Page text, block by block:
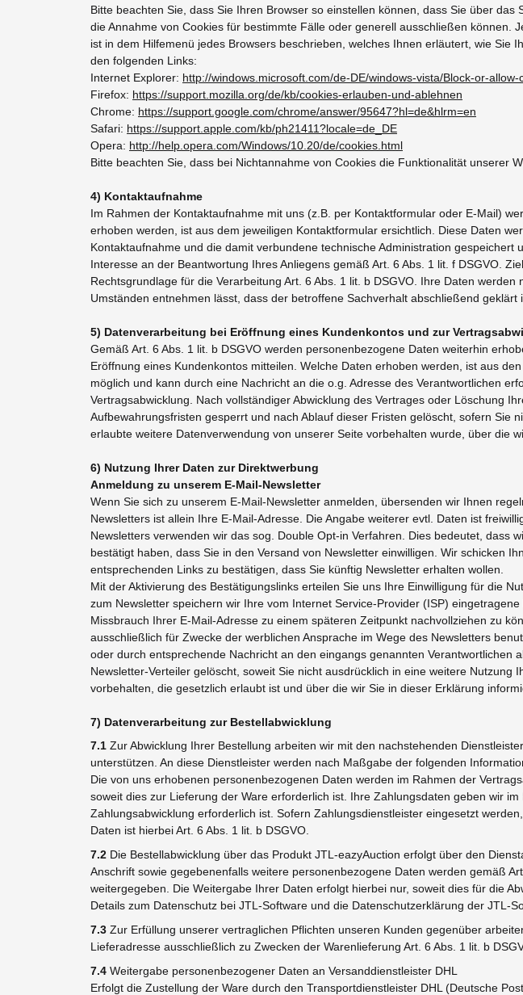
Bitte beachten Sie, dass Sie Ihren Browser so einstellen können, dass Sie über
die Annahme von Cookies für bestimmte Fälle oder generell ausschließen können.
ist in dem Hilfemenü jedes Browsers beschrieben, welches Ihnen erläutert, wie
den folgenden Links:
Internet Explorer: http://windows.microsoft.com/de-DE/windows-vista/Block-or-allow-
Firefox: https://support.mozilla.org/de/kb/cookies-erlauben-und-ablehnen
Chrome: https://support.google.com/chrome/answer/95647?hl=de&hlrm=en
Safari: https://support.apple.com/kb/ph21411?locale=de_DE
Opera: http://help.opera.com/Windows/10.20/de/cookies.html
Bitte beachten Sie, dass bei Nichtannahme von Cookies die Funktionalität unserer
4) Kontaktaufnahme
Im Rahmen der Kontaktaufnahme mit uns (z.B. per Kontaktformular oder E-Mail)
erhoben werden, ist aus dem jeweiligen Kontaktformular ersichtlich. Diese Daten
Kontaktaufnahme und die damit verbundene technische Administration
Interesse an der Beantwortung Ihres Anliegens gemäß Art. 6 Abs. 1 lit. f DSGVO.
Rechtsgrundlage für die Verarbeitung Art. 6 Abs. 1 lit. b DSGVO. Ihre Daten
Umständen entnehmen lässt, dass der betroffene Sachverhalt abschließend
5) Datenverarbeitung bei Eröffnung eines Kundenkontos und zur
Gemäß Art. 6 Abs. 1 lit. b DSGVO werden personenbezogene Daten weiterhin
Eröffnung eines Kundenkontos mitteilen. Welche Daten erhoben werden, ist aus
möglich und kann durch eine Nachricht an die o.g. Adresse des Verantwortlichen
Vertragsabwicklung. Nach vollständiger Abwicklung des Vertrages oder Löschung
Aufbewahrungsfristen gesperrt und nach Ablauf dieser Fristen gelöscht, sofern Sie
erlaubte weitere Datenverwendung von unserer Seite vorbehalten wurde, über die
6) Nutzung Ihrer Daten zur Direktwerbung
Anmeldung zu unserem E-Mail-Newsletter
Wenn Sie sich zu unserem E-Mail-Newsletter anmelden, übersenden wir Ihnen
Newsletters ist allein Ihre E-Mail-Adresse. Die Angabe weiterer evtl. Daten ist
Newsletters verwenden wir das sog. Double Opt-in Verfahren. Dies bedeutet, dass
bestätigt haben, dass Sie in den Versand von Newsletter einwilligen. Wir schicken
entsprechenden Links zu bestätigen, dass Sie künftig Newsletter erhalten wollen.
Mit der Aktivierung des Bestätigungslinks erteilen Sie uns Ihre Einwilligung für die
zum Newsletter speichern wir Ihre vom Internet Service-Provider (ISP)
Missbrauch Ihrer E-Mail-Adresse zu einem späteren Zeitpunkt nachvollziehen zu
ausschließlich für Zwecke der werblichen Ansprache im Wege des Newsletters
oder durch entsprechende Nachricht an den eingangs genannten
Newsletter-Verteiler gelöscht, soweit Sie nicht ausdrücklich in eine weitere
vorbehalten, die gesetzlich erlaubt ist und über die wir Sie in dieser Erklärung
7) Datenverarbeitung zur Bestellabwicklung
7.1 Zur Abwicklung Ihrer Bestellung arbeiten wir mit den nachstehenden
unterstützen. An diese Dienstleister werden nach Maßgabe der folgenden
Die von uns erhobenen personenbezogenen Daten werden im Rahmen der
soweit dies zur Lieferung der Ware erforderlich ist. Ihre Zahlungsdaten geben wir
Zahlungsabwicklung erforderlich ist. Sofern Zahlungsdienstleister eingesetzt
Daten ist hierbei Art. 6 Abs. 1 lit. b DSGVO.
7.2 Die Bestellabwicklung über das Produkt JTL-eazyAuction erfolgt über den
Anschrift sowie gegebenenfalls weitere personenbezogene Daten werden gemäß
weitergegeben. Die Weitergabe Ihrer Daten erfolgt hierbei nur, soweit dies für die
Details zum Datenschutz bei JTL-Software und die Datenschutzerklärung der JTL-
7.3 Zur Erfüllung unserer vertraglichen Pflichten unseren Kunden gegenüber
Lieferadresse ausschließlich zu Zwecken der Warenlieferung Art. 6 Abs. 1 lit. b
7.4 Weitergabe personenbezogener Daten an Versanddienstleister DHL
Erfolgt die Zustellung der Ware durch den Transportdienstleister DHL (Deutsche